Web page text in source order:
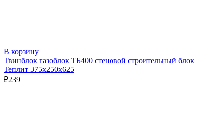
В корзину
Твинблок газоблок ТБ400 стеновой строительный блок
Теплит 375х250х625
₽239